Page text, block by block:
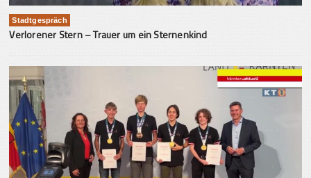
Stadtgespräch
Verlorener Stern – Trauer um ein Sternenkind